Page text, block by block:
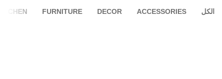
الكل ACCESSORIES
DECOR
FURNITURE